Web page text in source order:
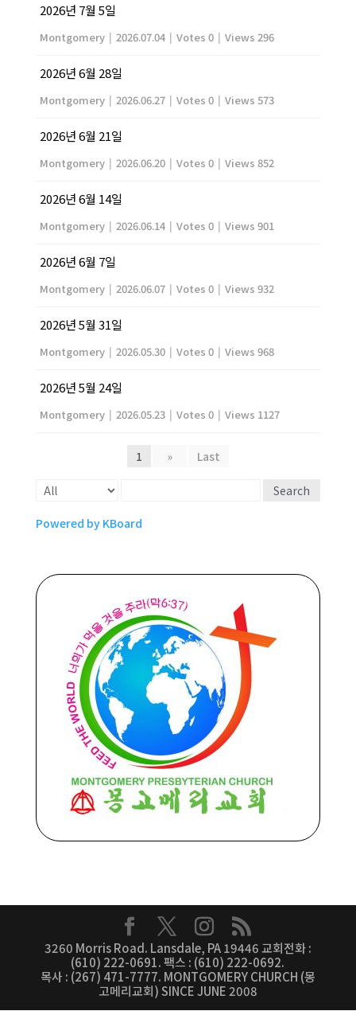
2026년 7월 5일
Montgomery | 2026.07.04 | Votes 0 | Views 296
2026년 6월 28일
Montgomery | 2026.06.27 | Votes 0 | Views 573
2026년 6월 21일
Montgomery | 2026.06.20 | Votes 0 | Views 852
2026년 6월 14일
Montgomery | 2026.06.14 | Votes 0 | Views 901
2026년 6월 7일
Montgomery | 2026.06.07 | Votes 0 | Views 932
2026년 5월 31일
Montgomery | 2026.05.30 | Votes 0 | Views 968
2026년 5월 24일
Montgomery | 2026.05.23 | Votes 0 | Views 1127
1 » Last
Search
Powered by KBoard
3260 Morris Road. Lansdale, PA 19446 교회전화 :
(610) 222-0691. 팩스 : (610) 222-0692.
목사 : (267) 471-7777. MONTGOMERY CHURCH (몽
고메리교회) SINCE JUNE 2008